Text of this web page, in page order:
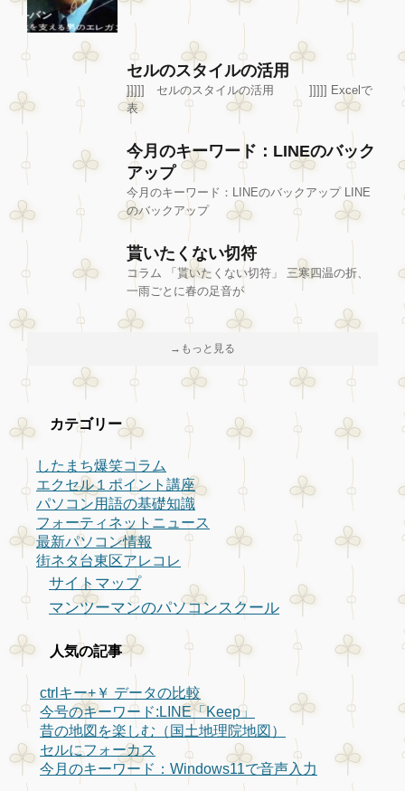
セルのスタイルの活用
]]]]] セルのスタイルの活用 ]]]]] Excelで
表
今月のキーワード：LINEのバック
アップ
今月のキーワード：LINEのバックアップ LINE
のバックアップ
貰いたくない切符
コラム 「貰いたくない切符」 三寒四温の折、
一雨ごとに春の足音が
→もっと見る
カテゴリー
したまち爆笑コラム
エクセル１ポイント講座
パソコン用語の基礎知識
フォーティネットニュース
最新パソコン情報
街ネタ台東区アレコレ
サイトマップ
マンツーマンのパソコンスクール
人気の記事
ctrlキー+￥ データの比較
今号のキーワード:LINE「Keep」
昔の地図を楽しむ（国土地理院地図）
セルにフォーカス
今月のキーワード：Windows11で音声入力